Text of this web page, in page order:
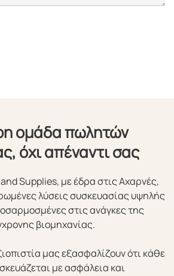
ομάδα πωλητών
όχι απέναντι σας
Supplies, με έδρα στις Αχαρνές,
λύσεις συσκευασίας υψηλής
στις ανάγκες της
βιομηχανίας.
μας εξασφαλίζουν ότι κάθε
με ασφάλεια και